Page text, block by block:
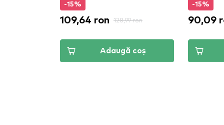
-15%
109,64 ron 128,99 ron
Adaugă coș
-15%
90,09